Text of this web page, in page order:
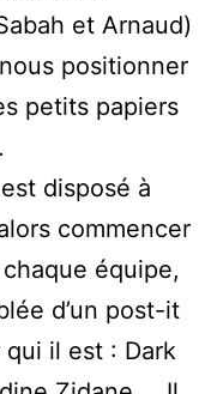
et Arnaud)
positionner
petits papiers
disposé à
commencer
équipe,
d’un post-it
il est : Dark